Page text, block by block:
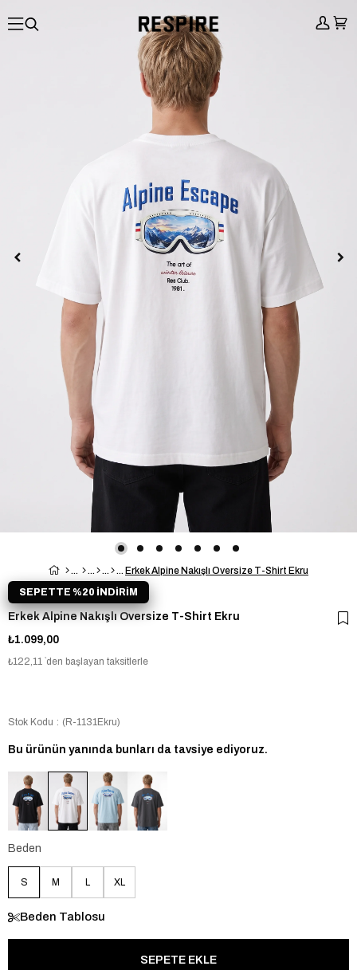
Erkek Alpine Nakışlı Oversize T-Shirt Ekru
Erkek Alpine Nakışlı Oversize T-Shirt Ekru
₺1.099,00
₺122,11 `den başlayan taksitlerle
SEPETTE %20 İNDİRİM
Stok Kodu (R-1131Ekru)
Bu ürünün yanında bunları da tavsiye ediyoruz.
Beden
S M L XL
Beden Tablosu